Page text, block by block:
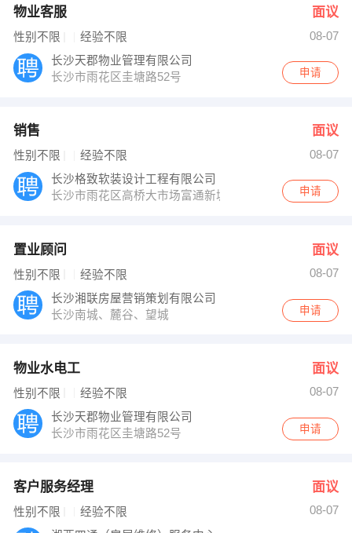
物业客服 面议
性别不限 经验不限
08-07
长沙天郡物业管理有限公司
长沙市雨花区圭塘路52号
申请
销售 面议
性别不限 经验不限
08-07
长沙格致软装设计工程有限公司
长沙市雨花区高桥大市场富通新城138号
申请
置业顾问 面议
性别不限 经验不限
08-07
长沙湘联房屋营销策划有限公司
长沙南城、麓谷、望城
申请
物业水电工 面议
性别不限 经验不限
08-07
长沙天郡物业管理有限公司
长沙市雨花区圭塘路52号
申请
客户服务经理 面议
性别不限 经验不限
08-07